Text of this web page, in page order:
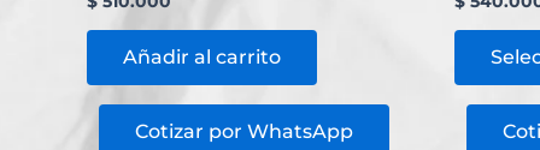
Añadir al carrito
Cotizar por WhatsApp